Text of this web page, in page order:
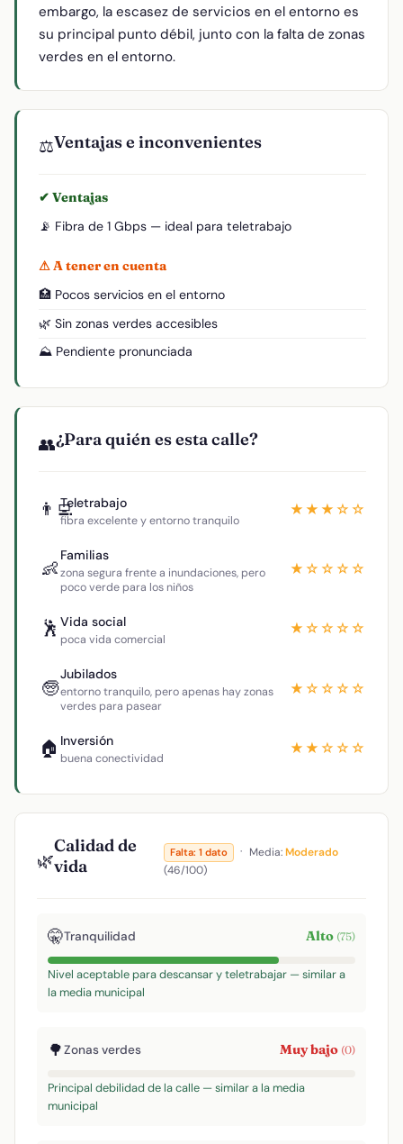
embargo, la escasez de servicios en el entorno es
su principal punto débil, junto con la falta de zonas
verdes en el entorno.
⚖️Ventajas e inconvenientes
✔ Ventajas
📡 Fibra de 1 Gbps — ideal para teletrabajo
⚠ A tener en cuenta
🏥 Pocos servicios en el entorno
🌿 Sin zonas verdes accesibles
⛰️ Pendiente pronunciada
👥¿Para quién es esta calle?
👨‍💻Teletrabajo
fibra excelente y entorno tranquilo
★★★☆☆
👶
Familias
zona segura frente a inundaciones, pero
poco verde para los niños
★☆☆☆☆
🕺 Vida social
poca vida comercial
★☆☆☆☆
🧓
Jubilados
entorno tranquilo, pero apenas hay zonas
verdes para pasear
★☆☆☆☆
🏠 Inversión
buena conectividad
★★☆☆☆
🌿
Calidad de
vida
Falta: 1 dato · Media:Moderado
(46/100)
🤫Tranquilidad Alto (75)
Nivel aceptable para descansar y teletrabajar — similar a
la media municipal
🌳Zonas verdes Muy bajo (0)
Principal debilidad de la calle — similar a la media
municipal